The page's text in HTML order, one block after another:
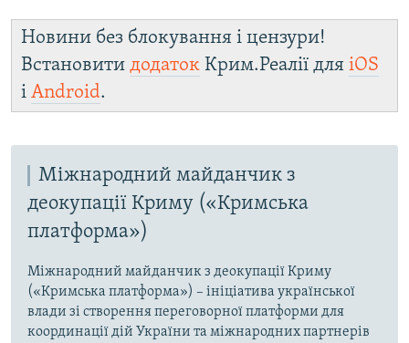
Новини без блокування і цензури!
Встановити додаток Крим.Реалії для iOS
і Android.
Міжнародний майданчик з
деокупації Криму («Кримська
платформа»)
Міжнародний майданчик з деокупації Криму
(«Кримська платформа») – ініціатива української
влади зі створення переговорної платформи для
координації дій України та міжнародних партнерів